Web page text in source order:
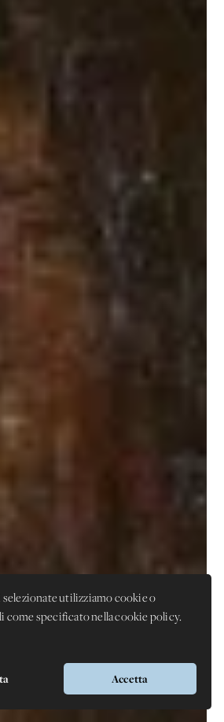
selezionate utilizziamo cookie o
come specificato nella cookie policy.
Accetta